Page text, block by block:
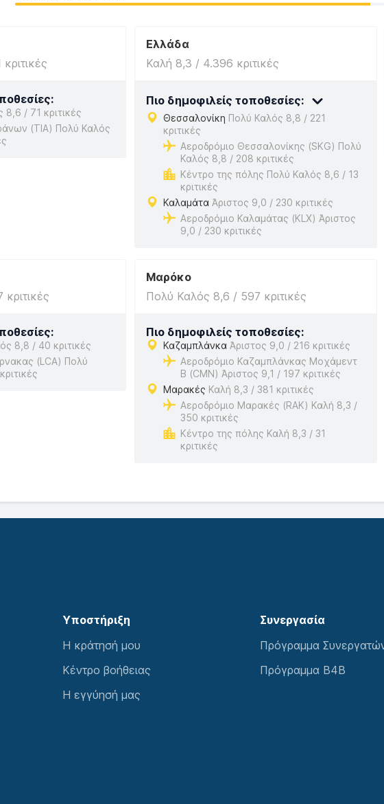
8,6 / 71 κριτικές
(TIA) Πολύ Καλός
Ελλάδα
Καλή 8,3 / 4.396 κριτικές
Πιο δημοφιλείς τοποθεσίες:
Θεσσαλονίκη Πολύ Καλός 8,8 / 221
κριτικές
Αεροδρόμιο Θεσσαλονίκης (SKG) Πολύ
Καλός 8,8 / 208 κριτικές
Κέντρο της πόλης Πολύ Καλός 8,6 / 13
κριτικές
Καλαμάτα Άριστος 9,0 / 230 κριτικές
Αεροδρόμιο Καλαμάτας (KLX) Άριστος
9,0 / 230 κριτικές
8,8 / 40 κριτικές
(LCA) Πολύ
Μαρόκο
Πολύ Καλός 8,6 / 597 κριτικές
Πιο δημοφιλείς τοποθεσίες:
Καζαμπλάνκα Άριστος 9,0 / 216 κριτικές
Αεροδρόμιο Καζαμπλάνκας Μοχάμεντ
Β (CMN) Άριστος 9,1 / 197 κριτικές
Μαρακές Καλή 8,3 / 381 κριτικές
Αεροδρόμιο Μαρακές (RAK) Καλή 8,3 /
350 κριτικές
Κέντρο της πόλης Καλή 8,3 / 31
κριτικές
Υποστήριξη Συνεργασία